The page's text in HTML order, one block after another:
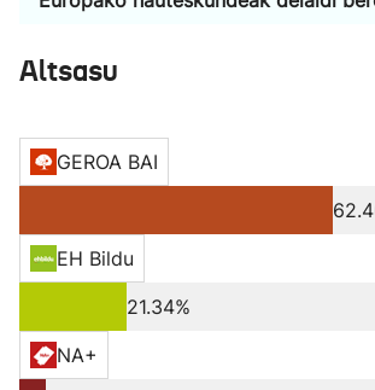
Altsasu
GEROA BAI
EH Bildu
21.34%
NA+